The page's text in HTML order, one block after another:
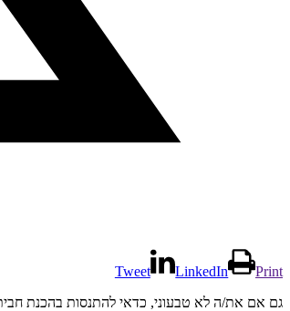
Tweet LinkedIn
Print
גם אם את/ה לא טבעוני, כדאי להתנסות בהכנת חביתה טבעונית מזינה, משביעה מאוד